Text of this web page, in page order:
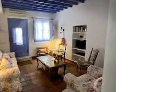
média de 5, 61 avaliações